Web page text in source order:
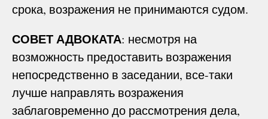
срока, возражения не принимаются судом.
СОВЕТ АДВОКАТА: несмотря на
возможность предоставить возражения
непосредственно в заседании, все-таки
лучше направлять возражения
заблаговременно до рассмотрения дела,